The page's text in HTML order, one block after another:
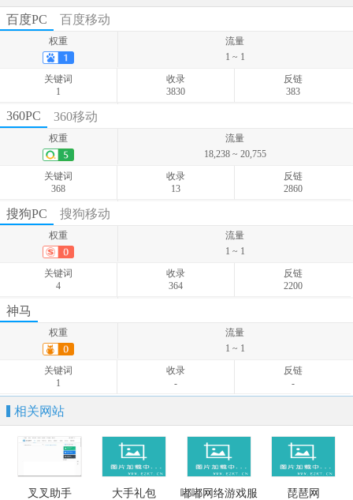
百度PC
百度移动
权重
流量
1 ~ 1
关键词
1
收录
3830
反链
383
权重
关键词
0
360PC 360移动
权重
流量
18,238 ~ 20,755
关键词
368
收录
13
反链
2860
权重
关键词
274
搜狗PC 搜狗移动
权重
流量
1 ~ 1
关键词
4
收录
364
反链
2200
关键词
5
神马
权重
流量
1 ~ 1
关键词
1
收录
-
反链
-
相关网站
叉叉助手 大手礼包 嘟嘟网络游戏服 琵琶网